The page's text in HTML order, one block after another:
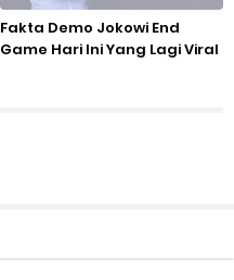
Fakta Demo Jokowi End
Game Hari Ini Yang Lagi Viral